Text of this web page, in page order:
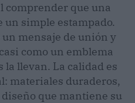
comprender que una
un simple estampado.
mensaje de unión y
como un emblema
llevan. La calidad es
materiales duraderos,
que mantiene su